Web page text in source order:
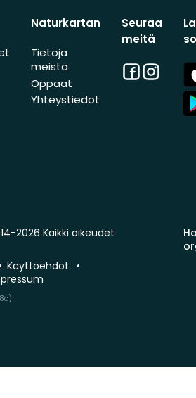
Naturkartan
Tietoja
meistä
Oppaat
Yhteystiedot
Seuraa
meitä
Facebook
2026 Kaikki oikeudet
Käyttöehdot